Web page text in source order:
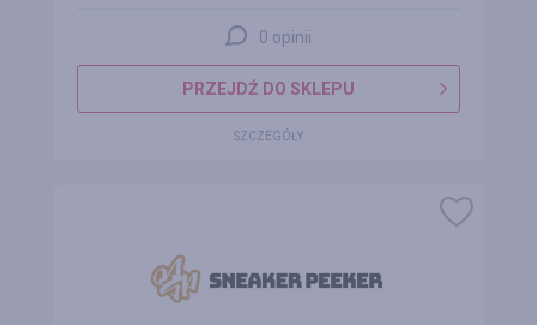
0 opinii
PRZEJDŹ DO SKLEPU
SZCZEGÓŁY